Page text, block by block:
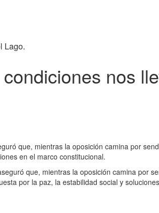
Lago.
nos
que, mientras la oposición camina por
en el marco constitucional.
que, mientras la oposición camina por
por la paz, la estabilidad social y